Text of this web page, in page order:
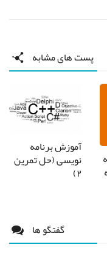
پست های مشابه
آموزش برنامه
نویسی (حل تمرین
۲)
گفتگو ها